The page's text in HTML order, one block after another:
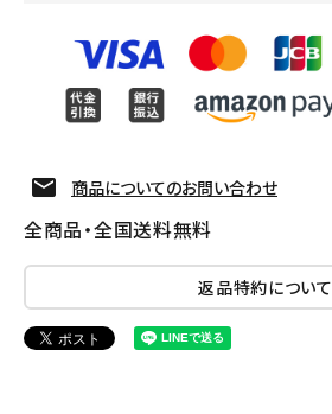
Follow us
商品についてのお問い合わせ
全商品・全国送料無料
返品特約について